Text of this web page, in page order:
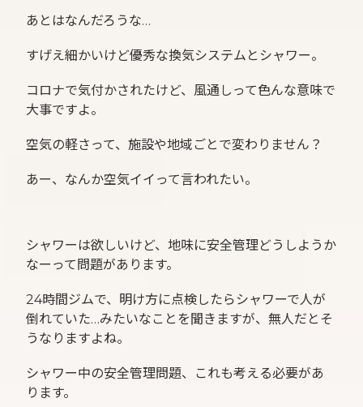
あとはなんだろうな…
すげえ細かいけど優秀な換気システムとシャワー。
コロナで気付かされたけど、風通しって色んな意味で
大事ですよ。
空気の軽さって、施設や地域ごとで変わりません？
あー、なんか空気イイって言われたい。
シャワーは欲しいけど、地味に安全管理どうしようか
なーって問題があります。
24時間ジムで、明け方に点検したらシャワーで人が
倒れていた…みたいなことを聞きますが、無人だとそ
うなりますよね。
シャワー中の安全管理問題、これも考える必要があ
ります。